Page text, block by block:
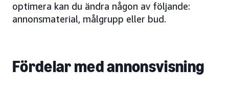
optimera kan du ändra någon av följande:
annonsmaterial, målgrupp eller bud.
Fördelar med annonsvisning